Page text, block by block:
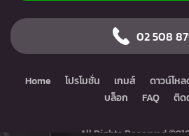
02 508
Home โปรโมชั่น เกมส์ ดาวน์โห
บล็อก
FAQ ติด